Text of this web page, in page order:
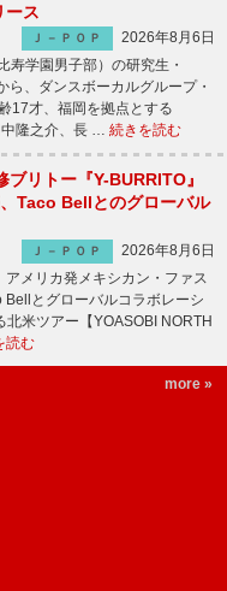
ース
Ｊ－ＰＯＰ
2026年8月6日
学園男子部）の研究生・
ら、ダンスボーカルグループ・
17才、福岡を拠点とする
中隆之介、長 … 続きを読む
ブリトー『Y-BURRITO』
Taco Bellとのグローバル
Ｊ－ＰＯＰ
2026年8月6日
メリカ発メキシカン・ファス
Bellとグローバルコラボレーシ
米ツアー【YOASOBI NORTH
読む
more »